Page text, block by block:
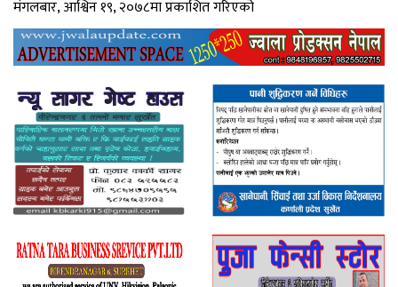
मंगलबार, आश्विन १९, २०७८मा प्रकाशित गरिएको